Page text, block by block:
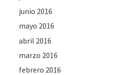
junio 2016
mayo 2016
abril 2016
marzo 2016
febrero 2016